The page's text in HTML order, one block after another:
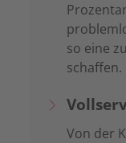
so eine
schaffen.
Von der